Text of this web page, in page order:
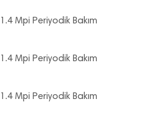
Mpi Periyodik Bakım
Mpi Periyodik Bakım
Mpi Periyodik Bakım